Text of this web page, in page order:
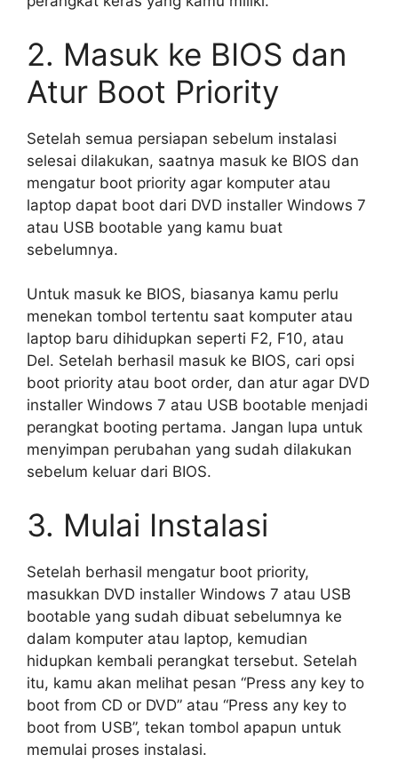
2. Masuk ke BIOS dan
Atur Boot Priority
Setelah semua persiapan sebelum instalasi
selesai dilakukan, saatnya masuk ke BIOS dan
mengatur boot priority agar komputer atau
laptop dapat boot dari DVD installer Windows 7
atau USB bootable yang kamu buat
sebelumnya.
Untuk masuk ke BIOS, biasanya kamu perlu
menekan tombol tertentu saat komputer atau
laptop baru dihidupkan seperti F2, F10, atau
Del. Setelah berhasil masuk ke BIOS, cari opsi
boot priority atau boot order, dan atur agar DVD
installer Windows 7 atau USB bootable menjadi
perangkat booting pertama. Jangan lupa untuk
menyimpan perubahan yang sudah dilakukan
sebelum keluar dari BIOS.
3. Mulai Instalasi
Setelah berhasil mengatur boot priority,
masukkan DVD installer Windows 7 atau USB
bootable yang sudah dibuat sebelumnya ke
dalam komputer atau laptop, kemudian
hidupkan kembali perangkat tersebut. Setelah
itu, kamu akan melihat pesan “Press any key to
boot from CD or DVD” atau “Press any key to
boot from USB”, tekan tombol apapun untuk
memulai proses instalasi.